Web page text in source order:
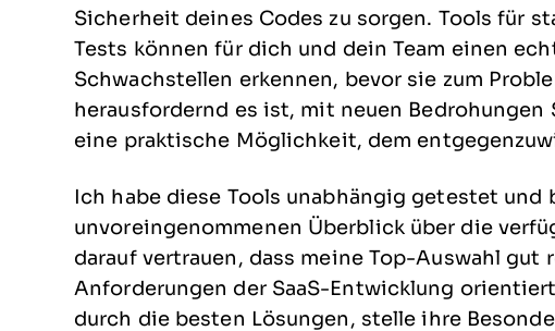
Sicherheit deines Codes zu sorgen. Tools für
Tests können für dich und dein Team einen
Schwachstellen erkennen, bevor sie zum
herausfordernd es ist, mit neuen
eine praktische Möglichkeit, dem
Ich habe diese Tools unabhängig getestet und
unvoreingenommenen Überblick über die
darauf vertrauen, dass meine Top-Auswahl
Anforderungen der SaaS-Entwicklung
durch die besten Lösungen, stelle ihre